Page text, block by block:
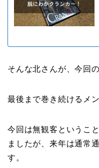
そんな北さんが、今回
最後まで巻き続けるメ
今回は無観客というこ
ましたが、来年は通常
す。